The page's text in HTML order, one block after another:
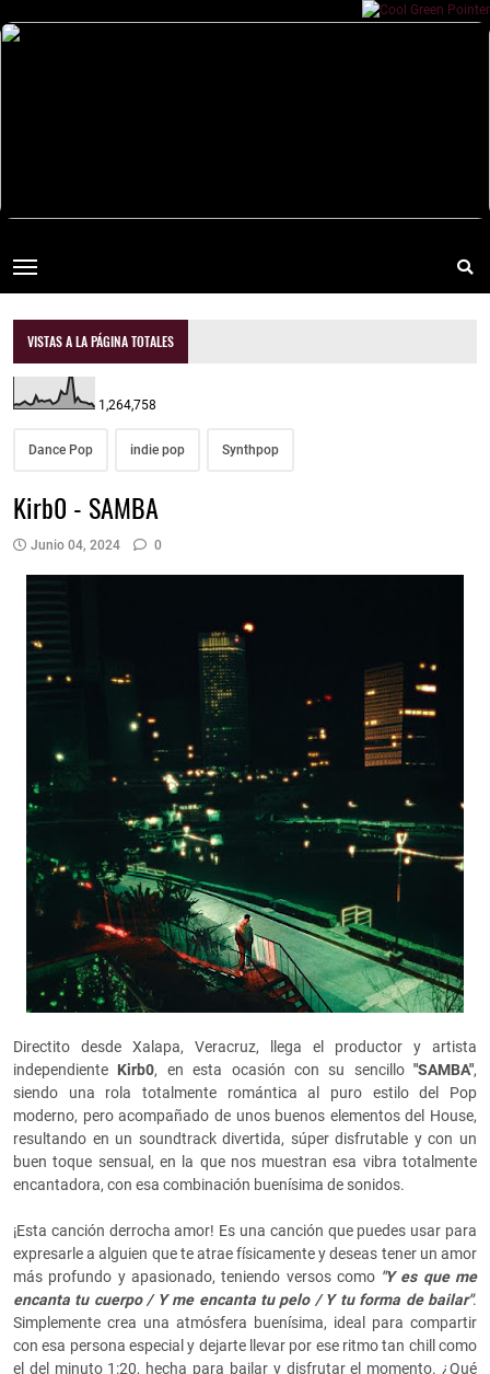
VISTAS A LA PÁGINA TOTALES
1,264,758
Dance Pop indie pop Synthpop
Kirb0 - SAMBA
Junio 04, 2024 0
Directito desde Xalapa, Veracruz, llega el productor y artista
independiente Kirb0, en esta ocasión con su sencillo "SAMBA",
siendo una rola totalmente romántica al puro estilo del Pop
moderno, pero acompañado de unos buenos elementos del House,
resultando en un soundtrack divertida, súper disfrutable y con un
buen toque sensual, en la que nos muestran esa vibra totalmente
encantadora, con esa combinación buenísima de sonidos.
¡Esta canción derrocha amor! Es una canción que puedes usar para
expresarle a alguien que te atrae físicamente y deseas tener un amor
más profundo y apasionado, teniendo versos como "Y es que me
encanta tu cuerpo / Y me encanta tu pelo / Y tu forma de bailar".
Simplemente crea una atmósfera buenísima, ideal para compartir
con esa persona especial y dejarte llevar por ese ritmo tan chill como
el del minuto 1:20, hecha para bailar y disfrutar el momento. ¿Qué